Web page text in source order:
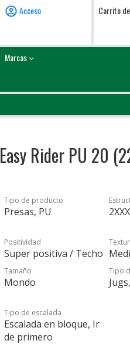
Acceso Carrito
Marcas
Easy Rider PU 20
Tipo de producto
Presas, PU
Positividad
Super positiva / Techo
Tamaño
Mondo
Tipo
Tipo de escalada
Escalada en bloque, Ir
de primero